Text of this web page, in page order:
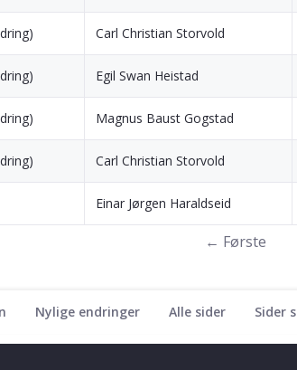
Nylige endringer Alle sider
Carl Christian Storvold
Egil Swan Heistad
Magnus Baust Gogstad
Carl Christian Storvold
Einar Jørgen Haraldseid
← Første